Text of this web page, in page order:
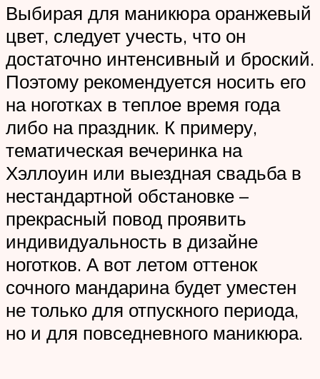
Выбирая для маникюра оранжевый
цвет, следует учесть, что он
достаточно интенсивный и броский.
Поэтому рекомендуется носить его
на ноготках в теплое время года
либо на праздник. К примеру,
тематическая вечеринка на
Хэллоуин или выездная свадьба в
нестандартной обстановке –
прекрасный повод проявить
индивидуальность в дизайне
ноготков. А вот летом оттенок
сочного мандарина будет уместен
не только для отпускного периода,
но и для повседневного маникюра.